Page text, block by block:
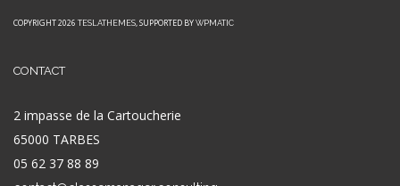
COPYRIGHT 2026 TESLATHEMES, SUPPORTED BY WPMATIC
CONTACT
2 impasse de la Cartoucherie
65000 TARBES
05 62 37 88 89